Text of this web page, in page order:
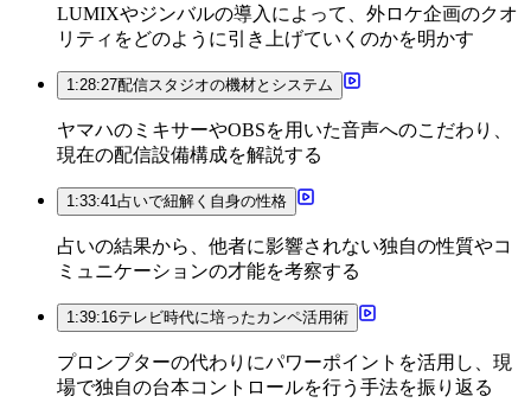
LUMIXやジンバルの導入によって、外ロケ企画のクオ
リティをどのように引き上げていくのかを明かす
1:28:27配信スタジオの機材とシステム
ヤマハのミキサーやOBSを用いた音声へのこだわり、
現在の配信設備構成を解説する
1:33:41占いで紐解く自身の性格
占いの結果から、他者に影響されない独自の性質やコ
ミュニケーションの才能を考察する
1:39:16テレビ時代に培ったカンペ活用術
プロンプターの代わりにパワーポイントを活用し、現
場で独自の台本コントロールを行う手法を振り返る